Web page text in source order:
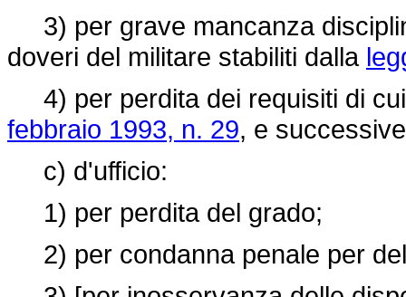
3) per grave mancanza
doveri del militare stabiliti dalla
4) per perdita dei requisiti di
febbraio 1993, n. 29, e
c) d'ufficio:
1) per perdita del grado;
2) per condanna penale per